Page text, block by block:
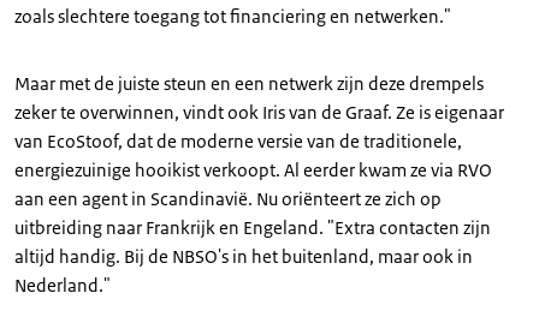
zoals slechtere toegang tot financiering en netwerken."
Maar met de juiste steun en een netwerk zijn deze drempels
zeker te overwinnen, vindt ook Iris van de Graaf. Ze is eigenaar
van EcoStoof, dat de moderne versie van de traditionele,
energiezuinige hooikist verkoopt. Al eerder kwam ze via RVO
aan een agent in Scandinavië. Nu oriënteert ze zich op
uitbreiding naar Frankrijk en Engeland. "Extra contacten zijn
altijd handig. Bij de NBSO's in het buitenland, maar ook in
Nederland."